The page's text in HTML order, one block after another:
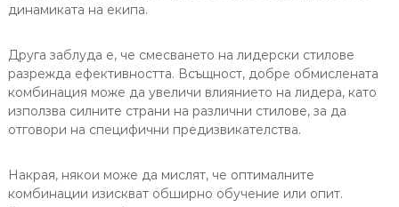
динамиката на екипа.
Друга заблуда е, че смесването на лидерски стилове
разрежда ефективността. Всъщност, добре обмислената
комбинация може да увеличи влиянието на лидера, като
използва силните страни на различни стилове, за да
отговори на специфични предизвикателства.
Накрая, някои може да мислят, че оптималните
комбинации изискват обширно обучение или опит.